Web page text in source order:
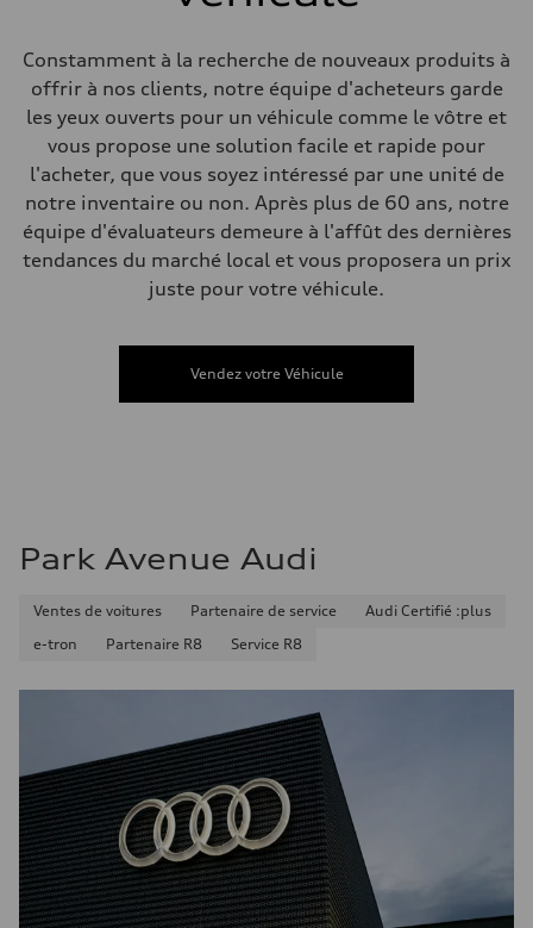
Poids
—
Poids brut admissible
Volumes
Compartiment à bagages
Réservoir de carburant (approx.)
56
Données de rendement
Vitesse de pointe
Accélération de 0 à 100 km/h
Consommation de carburant
Consommation – ville
Constamment à la recherche de nouveaux produits à
offrir à nos clients, notre équipe d'acheteurs garde
les yeux ouverts pour un véhicule comme le vôtre et
vous propose une solution facile et rapide pour
l'acheter, que vous soyez intéressé par une unité de
notre inventaire ou non. Après plus de 60 ans, notre
équipe d'évaluateurs demeure à l'affût des dernières
tendances du marché local et vous proposera un prix
juste pour votre véhicule.
Vendez votre Véhicule
Park Avenue Audi
Ventes de voitures Partenaire de service
Audi Certifié :plus
e-tron
Partenaire R8 Service R8